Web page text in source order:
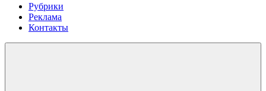
Рубрики
Реклама
Контакты